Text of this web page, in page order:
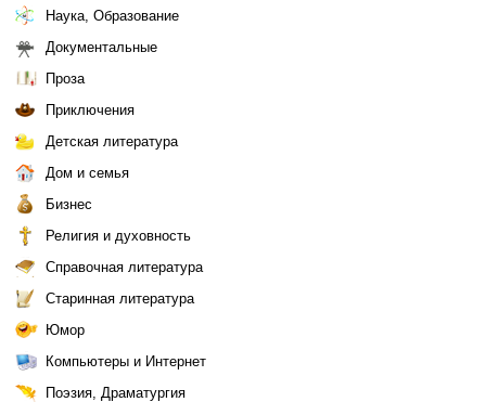
Наука, Образование
Документальные
Проза
Приключения
Детская литература
Дом и семья
Бизнес
Религия и духовность
Справочная литература
Старинная литература
Юмор
Компьютеры и Интернет
Поэзия, Драматургия